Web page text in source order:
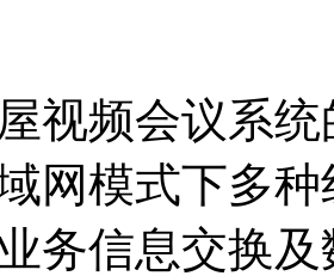
视频会议系
网模式下多
务信息交换